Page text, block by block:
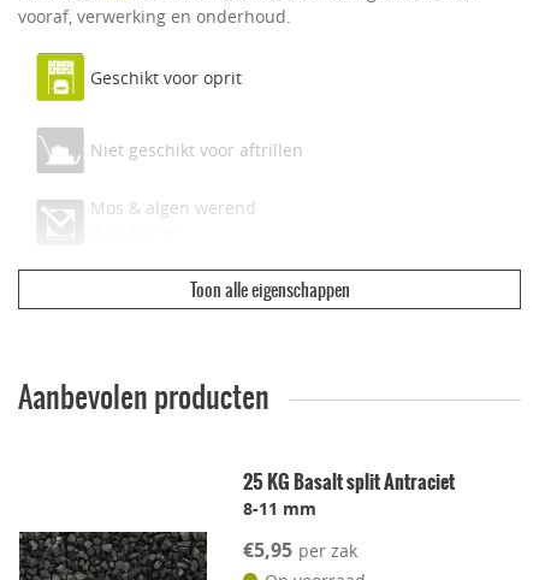
vooraf, verwerking en onderhoud.
Geschikt voor oprit
Niet geschikt voor aftrillen
Mos & algen werend
Ecologisch & duurzaam
Lichtgewicht
Toon alle eigenschappen
Aanbevolen producten
25 KG Basalt split Antraciet
8-11 mm
€5,95 per zak